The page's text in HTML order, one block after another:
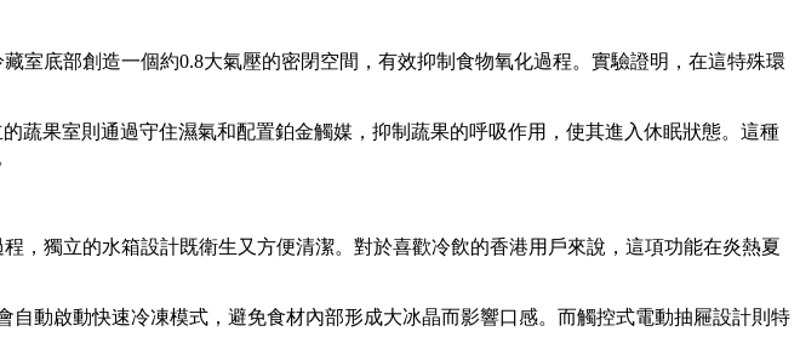
室底部創造一個約0.8大氣壓的密閉空間，有效抑制食物氧化過程。實驗證明，在這特殊環
果室則通過守住濕氣和配置鉑金觸媒，抑制蔬果的呼吸作用，使其進入休眠狀態。這種
，獨立的水箱設計既衛生又方便清潔。對於喜歡冷飲的香港用戶來說，這項功能在炎熱夏
動啟動快速冷凍模式，避免食材內部形成大冰晶而影響口感。而觸控式電動抽屜設計則特